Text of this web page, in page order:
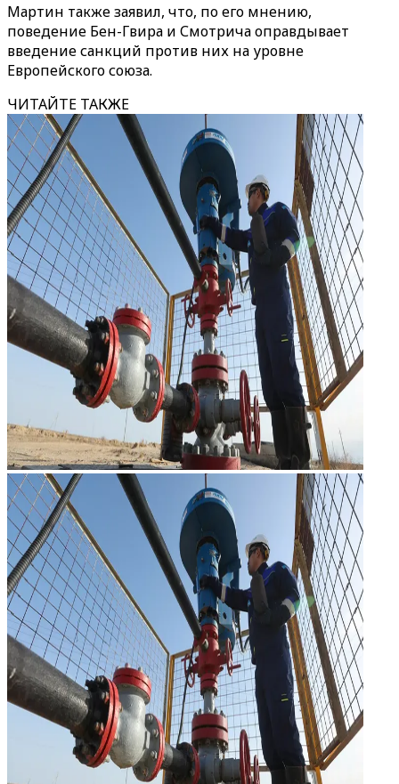
Мартин также заявил, что, по его мнению,
поведение Бен-Гвира и Смотрича оправдывает
введение санкций против них на уровне
Европейского союза.
ЧИТАЙТЕ ТАКЖЕ